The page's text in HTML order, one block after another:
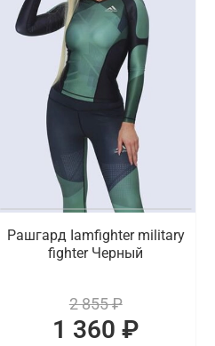
Рашгард Iamfighter military
fighter Черный
2 855 ₽
1 360 ₽